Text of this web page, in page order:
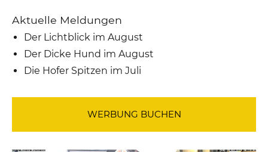
Aktuelle Meldungen
Der Lichtblick im August
Der Dicke Hund im August
Die Hofer Spitzen im Juli
WERBUNG BUCHEN